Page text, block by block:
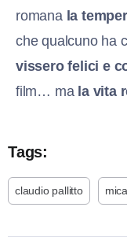
romana la
che qualcuno ha
vissero felici e
film… ma la vita
Tags:
claudio pallitto